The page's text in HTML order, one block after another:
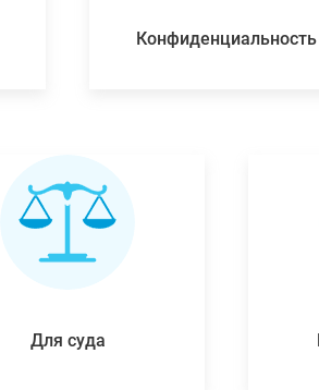
Конфиденциальность
Для суда